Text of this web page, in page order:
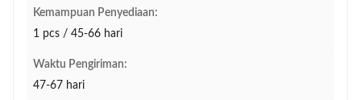
Kemampuan Penyediaan:
1 pcs / 45-66 hari
Waktu Pengiriman:
47-67 hari